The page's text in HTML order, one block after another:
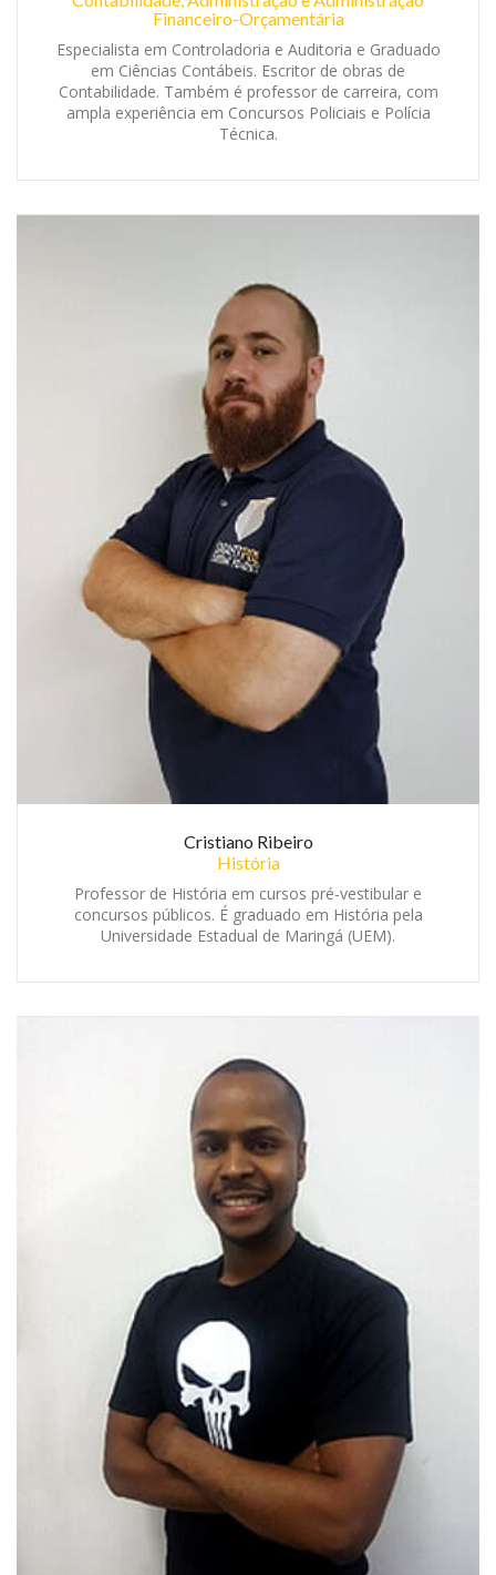
Financeiro-Orçamentária
Especialista em Controladoria e Auditoria e Graduado
em Ciências Contábeis. Escritor de obras de
Contabilidade. Também é professor de carreira, com
ampla experiência em Concursos Policiais e Polícia
Técnica.
Cristiano Ribeiro
História
Professor de História em cursos pré-vestibular e
concursos públicos. É graduado em História pela
Universidade Estadual de Maringá (UEM).